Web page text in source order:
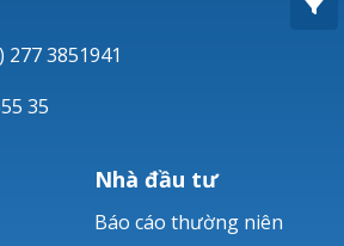
3851941
35
Nhà đầu tư
Báo cáo thường niên